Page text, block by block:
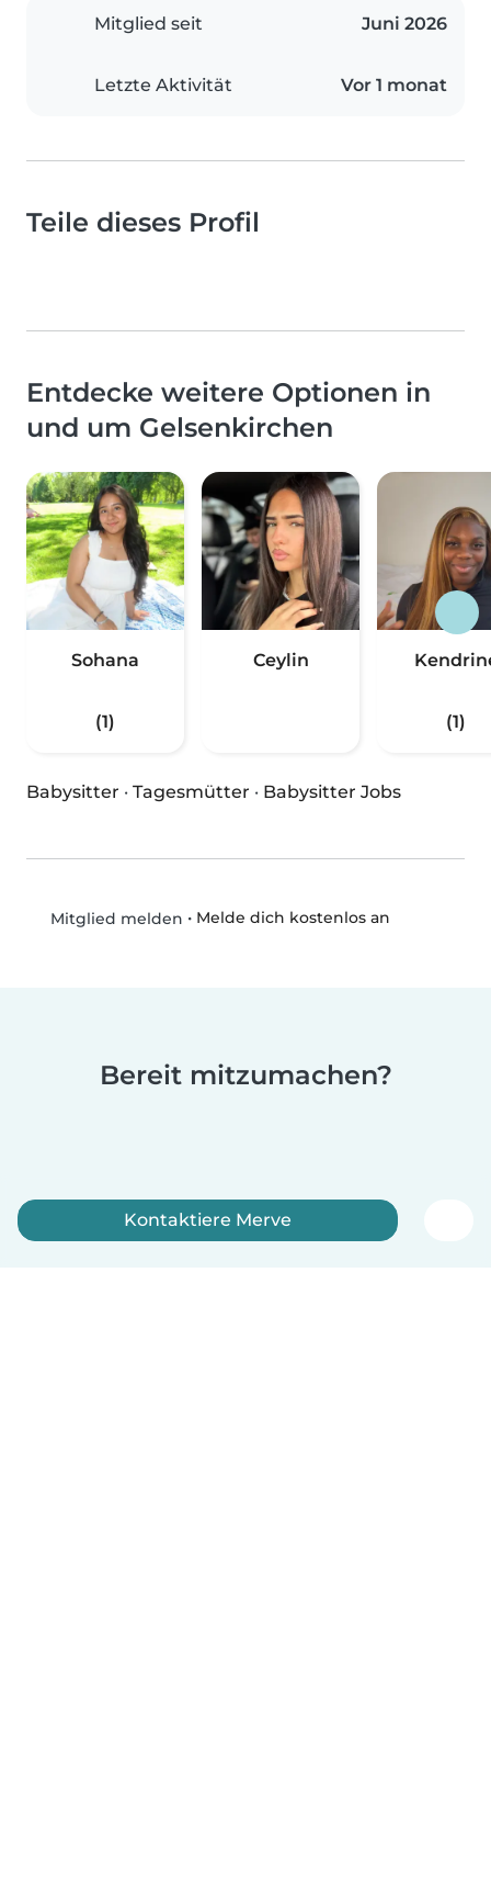
Mitglied seit Juni 2026
Letzte Aktivität Vor 1 monat
Teile dieses Profil
Entdecke weitere Optionen in
und um Gelsenkirchen
Sohana
(1)
Ceylin
(1)
Babysitter · Tagesmütter · Babysitter Jobs
Mitglied melden • Melde dich kostenlos an
Bereit mitzumachen?
Kontaktiere Merve